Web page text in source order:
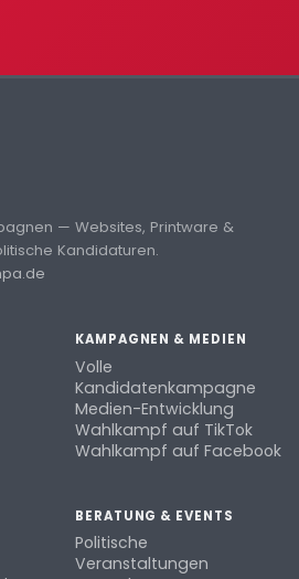
— Websites, Printware &
Kandidaturen.
KAMPAGNEN & MEDIEN
Volle
Kandidatenkampagne
Medien-Entwicklung
Wahlkampf auf TikTok
Wahlkampf auf Facebook
BERATUNG & EVENTS
Politische
Veranstaltungen